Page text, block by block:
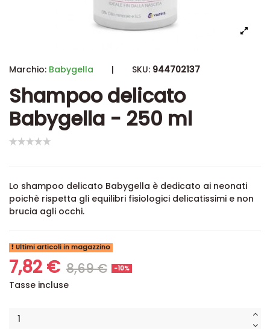
Marchio: Babygella | SKU: 944702137
Shampoo delicato
Babygella - 250 ml
Lo shampoo delicato Babygella è dedicato ai neonati
poichè rispetta gli equilibri fisiologici delicatissimi e non
brucia agli occhi.
Ultimi articoli in magazzino
7,82 € 8,69 € -10%
Tasse incluse